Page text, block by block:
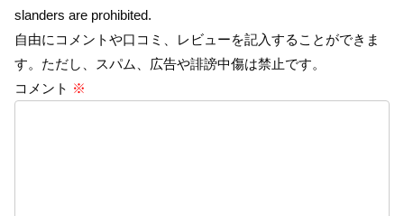
slanders are prohibited.
自由にコメントや口コミ、レビューを記入することができま
す。ただし、スパム、広告や誹謗中傷は禁止です。
コメント ※